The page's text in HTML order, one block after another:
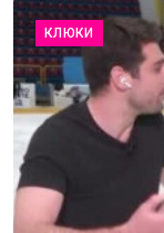
КЛЮКИ